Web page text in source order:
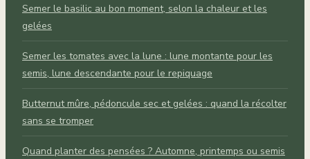
Semer le basilic au bon moment, selon la chaleur et les
gelées
Semer les tomates avec la lune : lune montante pour les
semis, lune descendante pour le repiquage
Butternut mûre, pédoncule sec et gelées : quand la récolter
sans se tromper
Quand planter des pensées ? Automne, printemps ou semis